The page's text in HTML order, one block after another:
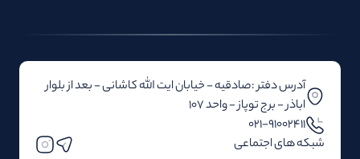
آدرس دفتر :صادقیه - خیابان ایت الله کاشانی - بعد از بلوار‌‌
اباذر - برج توپاز - واحد 107
۰۲۱-91002411
شبکه های اجتماعی